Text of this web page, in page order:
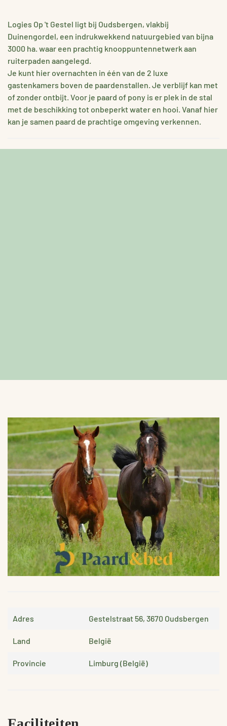
Logies Op 't Gestel ligt bij Oudsbergen, vlakbij
Duinengordel, een indrukwekkend natuurgebied van bijna
3000 ha. waar een prachtig knooppuntennetwerk aan
ruiterpaden aangelegd.
Je kunt hier overnachten in één van de 2 luxe
gastenkamers boven de paardenstallen. Je verblijf kan met
of zonder ontbijt. Voor je paard of pony is er plek in de stal
met de beschikking tot onbeperkt water en hooi. Vanaf hier
kan je samen paard de prachtige omgeving verkennen.
VERGROTEN
Adres Gestelstraat 56, 3670 Oudsbergen
Land België
Provincie Limburg (België)